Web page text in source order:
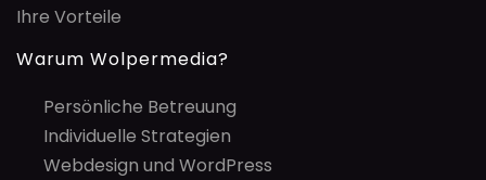
Ihre Vorteile
Warum Wolpermedia?
Persönliche Betreuung
Individuelle Strategien
Webdesign und WordPress